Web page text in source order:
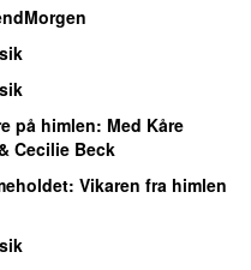
på himlen: Med Kåre
Cecilie Beck
: Vikaren fra himlen